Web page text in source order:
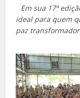
Em sua 17ª
ideal para quem
paz